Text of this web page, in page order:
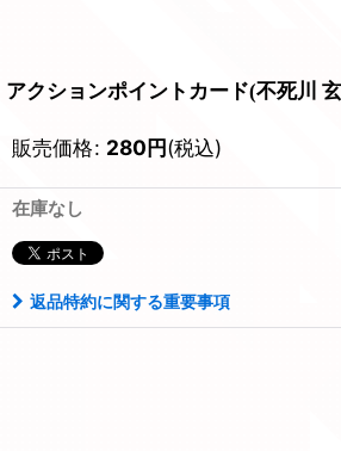
アクションポイントカード(不死川
販売価格: 280円(税込)
在庫なし
返品特約に関する重要事項